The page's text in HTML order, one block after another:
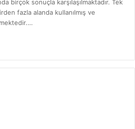
birçok sonuçla karşılaşılmaktadır. Tek
fazla alanda kullanılmış ve